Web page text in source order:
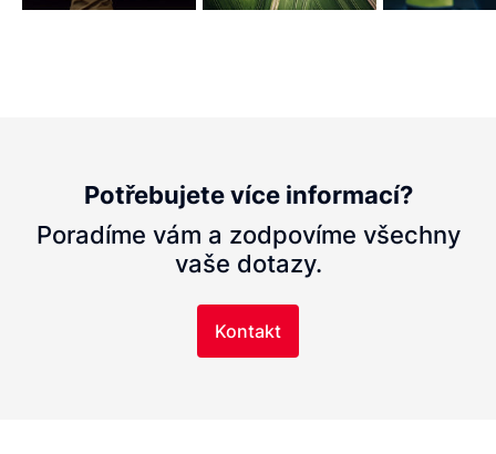
Potřebujete více informací?
Poradíme vám a zodpovíme všechny
vaše dotazy.
Kontakt